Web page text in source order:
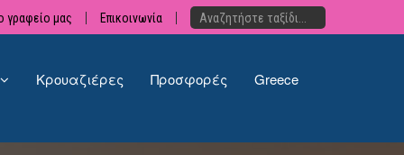
Επικοινωνία
γραφείο μας
Κρουαζιέρες Προσφορές Greece